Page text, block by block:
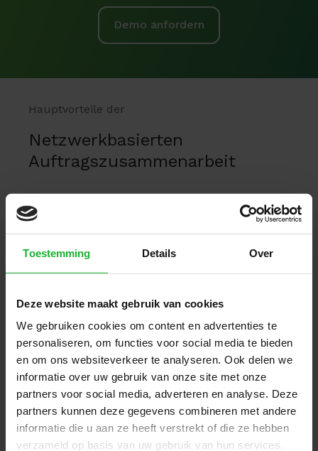
Toestemming Details Over
Deze website maakt gebruik van cookies
We gebruiken cookies om content en advertenties te
personaliseren, om functies voor social media te bieden
en om ons websiteverkeer te analyseren. Ook delen we
informatie over uw gebruik van onze site met onze
partners voor social media, adverteren en analyse. Deze
partners kunnen deze gegevens combineren met andere
informatie die u aan ze heeft verstrekt of die ze hebben
verzameld op basis van uw gebruik van hun services.
Demo anfordern
Hauptvorteile der
Netzwerkbasierten
Auftragszusammenarbeit
Kontrolle behalten
Kontrolle
behalten
Stammdaten reduzieren
Verringern Sie die Erstellung von
Lieferantenstammdaten in Ihrem ERP
und sparen Sie somit Zeit.
Stammdaten
reduzieren
Geschlossener Kreislauf
Geschlossener